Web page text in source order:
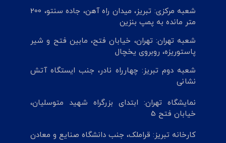
شعبه مرکزی: تبریز، میدان راه آهن، جاده سنتو، 200
متر مانده به پمپ بنزین
شعبه تهران: تهران، خیابان فتح، مابین فتح و شیر
پاستوریزه، روبروی یخچال
شعبه دوم تبریز: چهارراه نادر، جنب ایستگاه آتش
نشانی
نمایشگاه تهران: ابتدای بزرگراه شهید متوسلیان،
خیابان فتح 5
کارخانه تبریز: قراملک، جنب دانشگاه صنایع و معادن